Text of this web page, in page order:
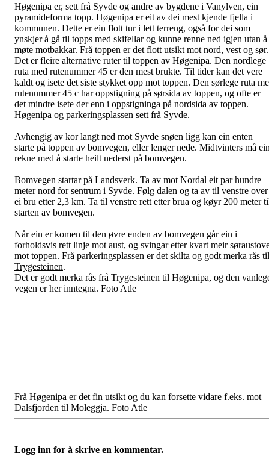
Høgenipa er, sett frå Syvde og andre av bygdene i Vanylven, ein
pyramideforma topp. Høgenipa er eit av dei mest kjende fjella i
kommunen. Dette er ein flott tur i lett terreng, også for dei som
ynskjer å gå til topps med skifellar og kunne renne ned igjen utan å
møte motbakkar. Frå toppen er det flott utsikt mot nord, vest og sør.
Det er fleire alternative ruter til toppen av Høgenipa. Den nordlege
ruta med rutenummer 45 er den mest brukte. Til tider kan det vere
kaldt og isete det siste stykket opp mot toppen. Den sørlege ruta
rutenummer 45 c har oppstigning på sørsida av toppen, og ofte er
det mindre isete der enn i oppstigninga på nordsida av toppen.
Høgenipa og parkeringsplassen sett frå Syvde.
Avhengig av kor langt ned mot Syvde snøen ligg kan ein enten
starte på toppen av bomvegen, eller lenger nede. Midtvinters må
rekne med å starte heilt nederst på bomvegen.
Bomvegen startar på Landsverk. Ta av mot Nordal eit par hundre
meter nord for sentrum i Syvde. Følg dalen og ta av til venstre over
ei bru etter 2,3 km. Ta til venstre rett etter brua og køyr 200 meter
starten av bomvegen.
Når ein er komen til den øvre enden av bomvegen går ein i
forholdsvis rett linje mot aust, og svingar etter kvart meir
mot toppen. Frå parkeringsplassen er det skilta og godt merka rås til
Trygesteinen.
Det er godt merka rås frå Trygesteinen til Høgenipa, og den
vegen er her inntegna. Foto Atle
Frå Høgenipa er det fin utsikt og du kan forsette vidare f.eks. mot
Dalsfjorden til Moleggja. Foto Atle
Logg inn for å skrive en kommentar.